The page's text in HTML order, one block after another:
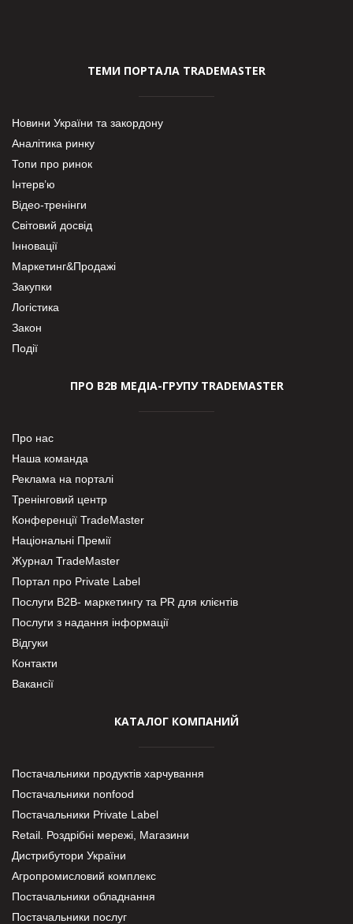
ТЕМИ ПОРТАЛА TRADEMASTER
Новини України та закордону
Аналітика ринку
Топи про ринок
Інтерв’ю
Відео-тренінги
Світовий досвід
Інновації
Маркетинг&Продажі
Закупки
Логістика
Закон
Події
ПРО В2В МЕДІА-ГРУПУ TRADEMASTER
Про нас
Наша команда
Реклама на порталі
Тренінговий центр
Конференції TradeMaster
Національні Премії
Журнал TradeMaster
Портал про Private Label
Послуги В2В- маркетингу та PR для клієнтів
Послуги з надання інформації
Відгуки
Контакти
Вакансії
КАТАЛОГ КОМПАНИЙ
Постачальники продуктів харчування
Постачальники nonfood
Постачальники Private Label
Retail. Роздрібні мережі, Магазини
Дистрибутори України
Агропромисловий комплекс
Постачальники обладнання
Постачальники послуг